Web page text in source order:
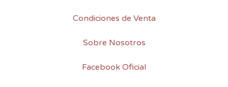
Condiciones de Venta
Sobre Nosotros
Facebook Oficial